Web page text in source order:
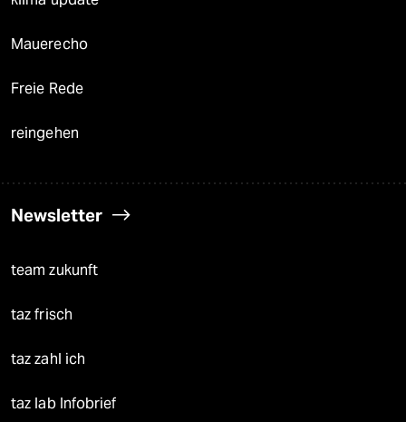
Mauerecho
Freie Rede
reingehen
Newsletter
team zukunft
taz frisch
taz zahl ich
taz lab Infobrief